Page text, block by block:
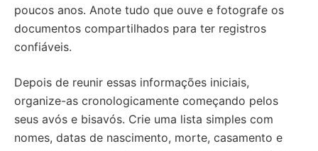
poucos anos. Anote tudo que ouve e fotografe os
documentos compartilhados para ter registros
confiáveis.
Depois de reunir essas informações iniciais,
organize-as cronologicamente começando pelos
seus avós e bisavós. Crie uma lista simples com
nomes, datas de nascimento, morte, casamento e